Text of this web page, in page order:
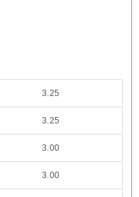
3.25
3.25
3.00
3.00